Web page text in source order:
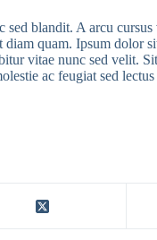
blandit. A arcu
quam. Ipsum dolor
vitae nunc sed velit.
ac feugiat sed